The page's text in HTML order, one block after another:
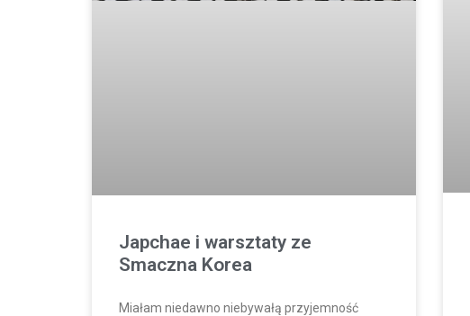
Japchae i warsztaty ze
Smaczna Korea
Miałam niedawno niebywałą przyjemność